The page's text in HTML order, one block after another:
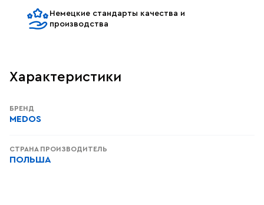
Немецкие стандарты качества и
производства
Характеристики
БРЕНД
MEDOS
СТРАНА ПРОИЗВОДИТЕЛЬ
ПОЛЬША